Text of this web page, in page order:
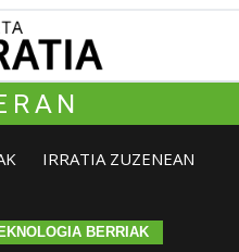
IRRATIA ZUZENEAN
BERRIAK